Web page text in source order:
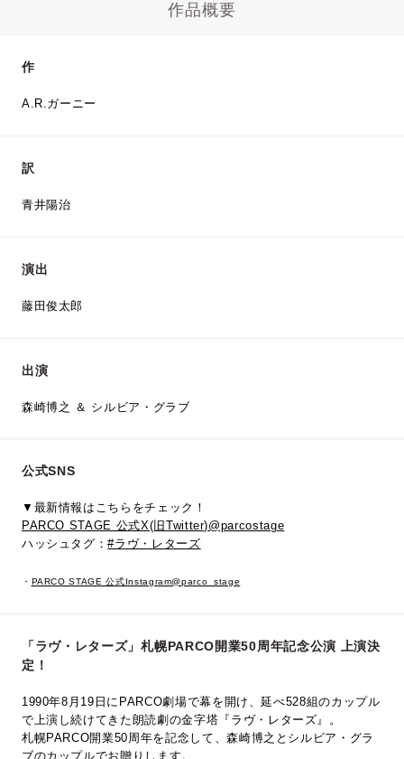
作品概要
作
A.R.ガーニー
訳
青井陽治
演出
藤田俊太郎
出演
森崎博之 ＆ シルビア・グラブ
公式SNS
▼最新情報はこちらをチェック！
PARCO STAGE 公式X(旧Twitter)@parcostage
ハッシュタグ：#ラヴ・レターズ
・ PARCO STAGE 公式Instagram@parco_stage
「ラヴ・レターズ」札幌PARCO開業50周年記念公演 上演決
定！
1990年8月19日にPARCO劇場で幕を開け、延べ528組のカップル
で上演し続けてきた朗読劇の金字塔『ラヴ・レターズ』。
札幌PARCO開業50周年を記念して、森崎博之とシルビア・グラ
ブのカップルでお贈りします。